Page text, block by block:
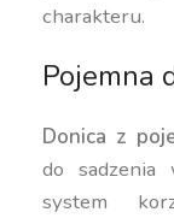
charakteru.
Pojemna
Donica z
do sadzenia
system